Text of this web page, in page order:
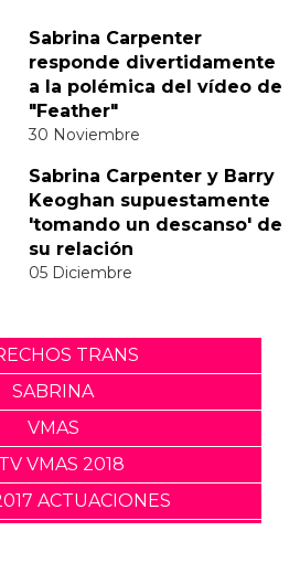
Sabrina Carpenter
responde divertidamente
a la polémica del vídeo de
"Feather"
30 Noviembre
Sabrina Carpenter y Barry
Keoghan supuestamente
'tomando un descanso' de
su relación
05 Diciembre
TRANS
SABRINA
VMAS
VMAS 2018
ACTUACIONES